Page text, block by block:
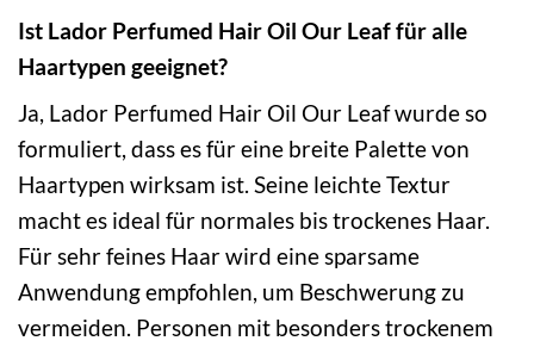
Ist Lador Perfumed Hair Oil Our Leaf für alle
Haartypen geeignet?
Ja, Lador Perfumed Hair Oil Our Leaf wurde so
formuliert, dass es für eine breite Palette von
Haartypen wirksam ist. Seine leichte Textur
macht es ideal für normales bis trockenes Haar.
Für sehr feines Haar wird eine sparsame
Anwendung empfohlen, um Beschwerung zu
vermeiden. Personen mit besonders trockenem